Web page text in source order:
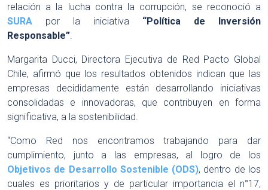
relación a la lucha contra la corrupción, se reconoció a
SURA por la iniciativa “Política de Inversión
Responsable”.
Margarita Ducci, Directora Ejecutiva de Red Pacto Global
Chile, afirmó que los resultados obtenidos indican que las
empresas decididamente están desarrollando iniciativas
consolidadas e innovadoras, que contribuyen en forma
significativa, a la sostenibilidad.
“Como Red nos encontramos trabajando para dar
cumplimiento, junto a las empresas, al logro de los
Objetivos de Desarrollo Sostenible (ODS), dentro de los
cuales es prioritarios y de particular importancia el n°17,